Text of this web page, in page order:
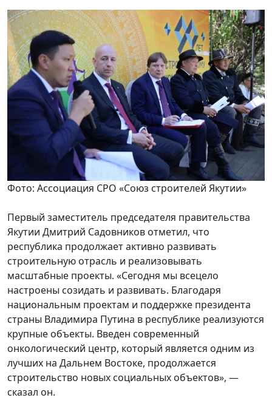
Фото: Ассоциация СРО «Союз строителей Якутии»
Первый заместитель председателя правительства
Якутии Дмитрий Садовников отметил, что
республика продолжает активно развивать
строительную отрасль и реализовывать
масштабные проекты. «Сегодня мы всецело
настроены созидать и развивать. Благодаря
национальным проектам и поддержке президента
страны Владимира Путина в республике реализуются
крупные объекты. Введен современный
онкологический центр, который является одним из
лучших на Дальнем Востоке, продолжается
строительство новых социальных объектов», —
сказал он.